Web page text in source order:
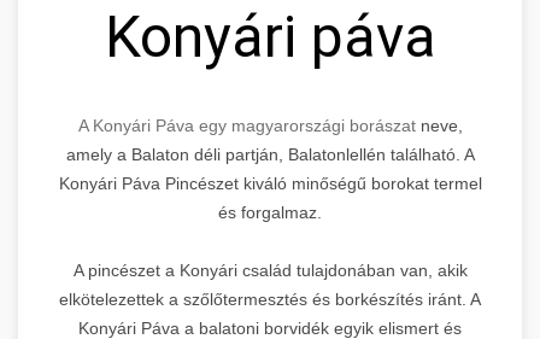
Konyári páva
A Konyári Páva egy magyarországi borászatneve,
amely a Balaton déli partján, Balatonlellén található. A
Konyári Páva Pincészet kiváló minőségű borokat termel
és forgalmaz.
A pincészet a Konyári család tulajdonában van, akik
elkötelezettek a szőlőtermesztés és borkészítés iránt. A
Konyári Páva a balatoni borvidék egyik elismert és